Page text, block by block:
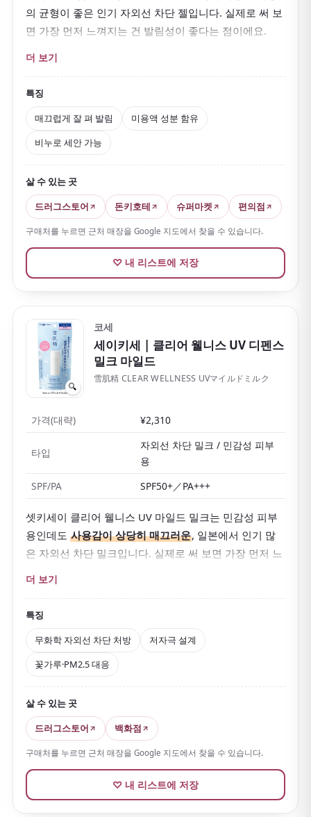
의 균형이 좋은 인기 자외선 차단 젤입니다. 실제로 써 보
면 가장 먼저 느껴지는 건 발림성이 좋다는 점이에요.
젤 타입이라
바르기 좋아 일본 여행의 일상 사용에 상당히 편리합니
다. SPF50+／PA++++로 탄탄하게 차단하면서도 무겁지
않고 끈적임도 비교적 적어요.
게다가 슈퍼 워터프루프 처방인데도 클렌징 폼으로 지울
수 있다는 점이 세심합니다. 또한 미용액 성분이 들어 있
어시간이 지나도 잘 건조해지지 않는 점도 매력이에요.
윤기 있는 마무리에 가까워서 매트하거나 가루 날리는 차
단제를 싫어하는 분께 비교적 잘 맞습니다.
더 보기
특징
매끄럽게 잘 펴 발림
미용액 성분 함유
비누로 세안 가능
살 수 있는 곳
드러그스토어
돈키호테 슈퍼마켓 편의점
구매처를 누르면 근처 매장을 Google 지도에서 찾을 수 있습니다.
♡ 내 리스트에 저장
🔍
코세
세이키세 | 클리어 웰니스 UV 디펜스
밀크 마일드
雪肌精 CLEAR WELLNESS UVマイルドミルク
가격(대략) ¥2,310
타입
자외선 차단 밀크 / 민감성 피부
용
SPF/PA
SPF50+／PA+++
셋키세이 클리어 웰니스 UV 마일드 밀크는 민감성 피부
용인데도 사용감이 상당히 매끄러운, 일본에서 인기 많
은 자외선 차단 밀크입니다. 실제로 써 보면 가장 먼저 느
이에요.
민감성 피부용 차단제는 백탁이 생기거나 당기는 경우가
있는데, 이 제품은비교적 매끄럽게 잘 펴 발려 피부에 잘
밀착됩니다. SPF50+／PA+++로 탄탄하게 차단하고 얼굴
과 몸에 모두 쓰기 좋아요.
또한 자외선 흡수제 무첨가·무알코올·무향료·무착색의 저
자극 설계가 잘 갖춰져 있어 피부가 예민할 때도 편안하
게 쓸 수 있습니다. 게다가 꽃가루·PM2.5·먼지 같은 미립
자까지 배려해 일본 여행 중 환경 변화가 신경 쓰이는 분
더 보기
특징
무화학 자외선 차단 처방
저자극 설계
꽃가루·PM2.5 대응
살 수 있는 곳
드러그스토어
백화점
구매처를 누르면 근처 매장을 Google 지도에서 찾을 수 있습니다.
♡ 내 리스트에 저장